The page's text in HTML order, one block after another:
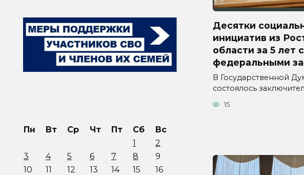
Десятки
инициатив из
области за 5 лет
федеральными
В Государственной
состоялось
15
Пн Вт Ср Чт Пт Сб
Вс
1
2
3
4 5 6 7 8
9
10
11 12 13 14 15
16